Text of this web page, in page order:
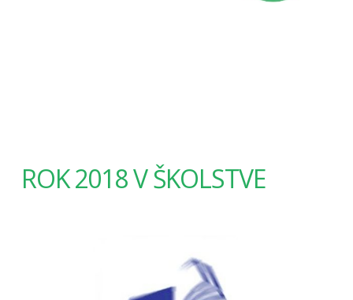
ROK 2018 V ŠKOLSTVE